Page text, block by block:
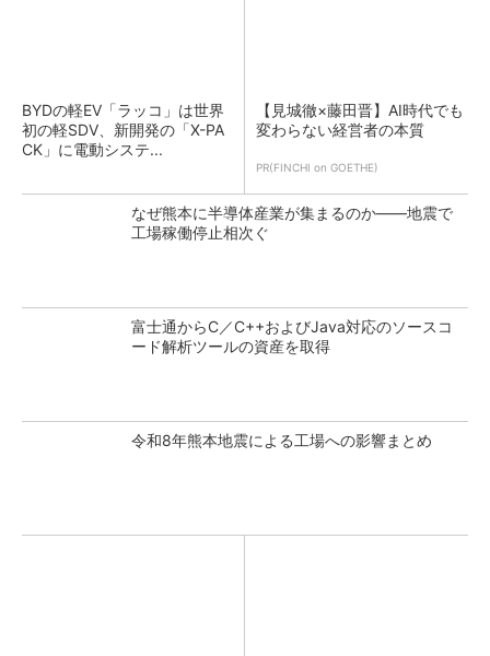
BYDの軽EV「ラッコ」は世界
初の軽SDV、新開発の「X-PA
CK」に電動システ...
【見城徹×藤田晋】AI時代でも
変わらない経営者の本質
PR(FINCHI on GOETHE)
なぜ熊本に半導体産業が集まるのか――地震で
工場稼働停止相次ぐ
富士通からC／C++およびJava対応のソースコ
ード解析ツールの資産を取得
令和8年熊本地震による工場への影響まとめ